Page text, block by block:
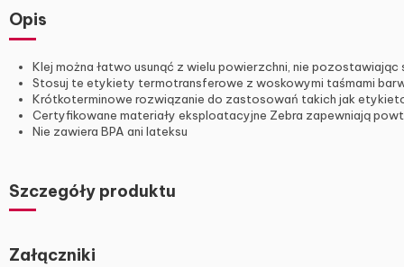
Opis
Klej można łatwo usunąć z wielu powierzchni, nie pozostawiając
Stosuj te etykiety termotransferowe z woskowymi taśmami
Krótkoterminowe rozwiązanie do zastosowań takich jak
Certyfikowane materiały eksploatacyjne Zebra zapewniają
Nie zawiera BPA ani lateksu
Szczegóły produktu
Załączniki